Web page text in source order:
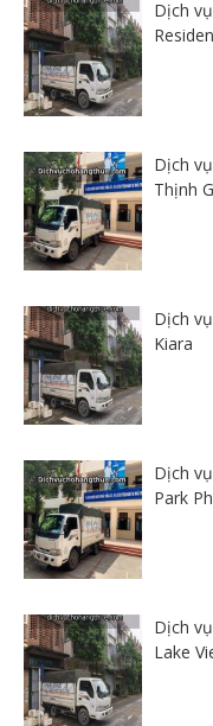
Dịch
Dịch
Thịnh
Dịch
Kiara
Dịch
Park
Dịch
Lake